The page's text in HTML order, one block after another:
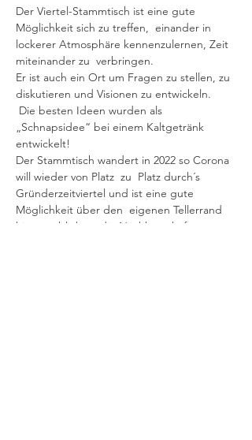
Der Viertel-Stammtisch ist eine gute
Möglichkeit sich zu treffen,  einander in
lockerer Atmosphäre kennenzulernen, Zeit
miteinander zu  verbringen.
Er ist auch ein Ort um Fragen zu stellen, zu
diskutieren und Visionen zu entwickeln.
Die besten Ideen wurden als
„Schnapsidee“ bei einem Kaltgetränk
entwickelt!
Der Stammtisch wandert in 2022 so Corona
will wieder von Platz  zu  Platz durch´s
Gründerzeitviertel und ist eine gute
Möglichkeit über den  eigenen Tellerrand
hinauszublicken, die Nachbarschaft